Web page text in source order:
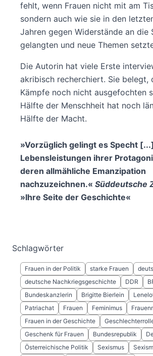
fehlt, wenn Frauen nicht mit am
sondern auch wie sie in den
Jahren gegen Widerstände an die
gelangten und neue Themen
Die Autorin hat viele Erste
akribisch recherchiert. Sie belegt,
Kämpfe noch nicht ausgefochten
Hälfte der Menschheit hat noch
Hälfte der Macht.
»Vorzüglich gelingt es Specht
Lebensleistungen ihrer
deren allmähliche Emanzipation
nachzuzeichnen.« Süddeutsche
»Ihre Seite der Geschichte«
Schlagwörter
Frauen in der Politik starke Frauen
deutsche Nachkriegsgeschichte
DDR
Bundeskanzlerin
Brigitte Bierlein
Patriachat
Frauen Feminimus
Frauen in der Geschichte
Geschenk für Frauen
Bundesrepublik
Österreichische Politik
Sexismus